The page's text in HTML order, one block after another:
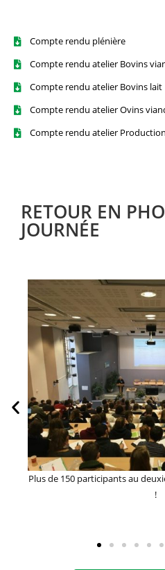
Compte rendu plénière
Compte rendu atelier Bovins
Compte rendu atelier Bovins lait
Compte rendu atelier Ovins
Compte rendu atelier
RETOUR EN
JOURNÉE
AP3C
Une adaptation de
basée sur des données